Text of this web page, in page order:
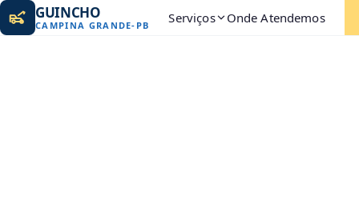
GUINCHO
CAMPINA GRANDE- PB Serviços Onde Atendemos